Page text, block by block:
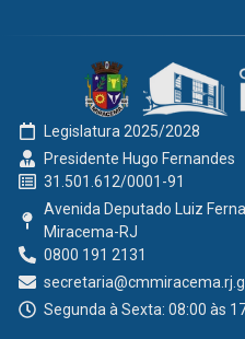
Legislatura 2025/2028
Presidente Hugo Fernandes
31.501.612/0001-91
Avenida Deputado Luiz
Miracema-RJ
0800 191 2131
Segunda à Sexta: 08:00 às